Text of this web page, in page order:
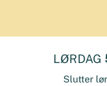
LØRDAG
Slutter